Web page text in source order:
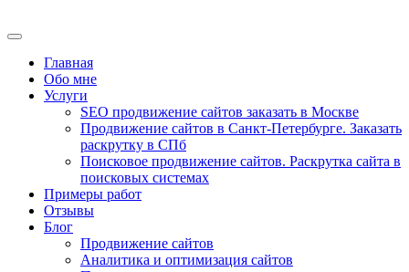
Главная
Обо мне
Услуги
SEO продвижение сайтов заказать в Москве
Продвижение сайтов в Санкт-Петербурге. Заказать
раскрутку в СПб
Поисковое продвижение сайтов. Раскрутка сайта в
поисковых системах
Примеры работ
Отзывы
Блог
Продвижение сайтов
Аналитика и оптимизация сайтов